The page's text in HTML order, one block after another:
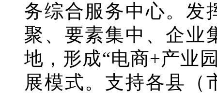
务综合服务中心。发
聚、要素集中、企业
地，形成“电商+产业
展模式。支持各县（